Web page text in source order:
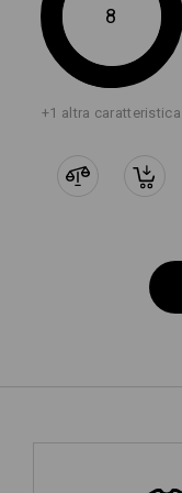
8
+1 altra caratteristica